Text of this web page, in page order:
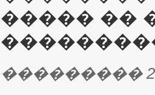
����� ��
���������